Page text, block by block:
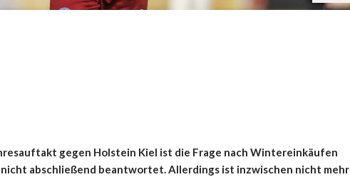
gegen Holstein Kiel ist die Frage nach Wintereinkäufen
nicht abschließend beantwortet. Allerdings ist inzwischen nicht mehr